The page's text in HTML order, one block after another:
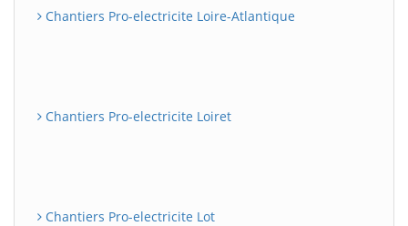
Chantiers Pro-electricite Loire-Atlantique
Chantiers Pro-electricite Loiret
Chantiers Pro-electricite Lot